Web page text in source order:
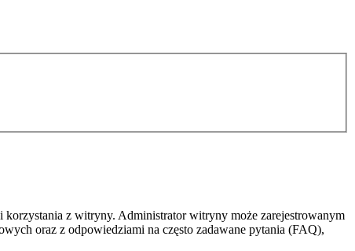
z witryny. Administrator witryny może zarejestrowanym
oraz z odpowiedziami na często zadawane pytania (FAQ),